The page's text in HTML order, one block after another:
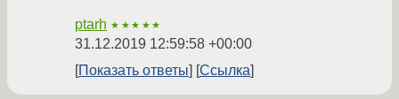
ptarh ★★★★★
31.12.2019 12:59:58 +00:00
Показать ответы
Ссылка